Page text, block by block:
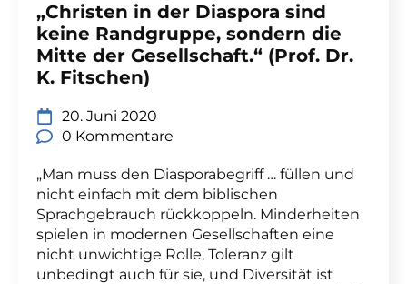
„Christen in der Diaspora sind
keine Randgruppe, sondern die
Mitte der Gesellschaft.“ (Prof. Dr.
K. Fitschen)
20. Juni 2020
0 Kommentare
„Man muss den Diasporabegriff … füllen und
nicht einfach mit dem biblischen
Sprachgebrauch rückkoppeln. Minderheiten
spielen in modernen Gesellschaften eine
nicht unwichtige Rolle, Toleranz gilt
unbedingt auch für sie, und Diversität ist